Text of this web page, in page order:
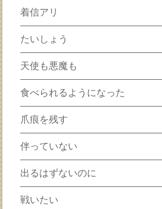
着信アリ
たいしょう
天使も悪魔も
食べられるようになった
爪痕を残す
伴っていない
出るはずないのに
戦いたい